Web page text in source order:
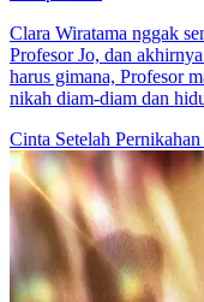
Clara Wiratama nggak
Profesor Jo, dan
harus gimana, Profesor
nikah diam-diam dan
Cinta Setelah Pernikahan